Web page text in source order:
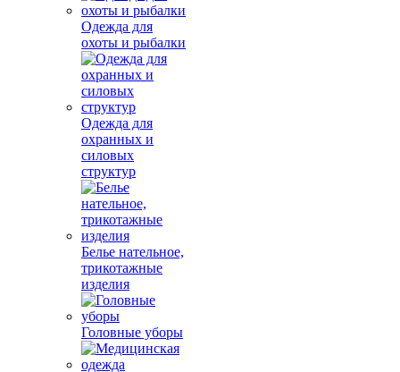
Одежда для
охоты и рыбалки
Одежда для
охранных и
силовых
структур
Белье нательное,
трикотажные
изделия
Головные уборы